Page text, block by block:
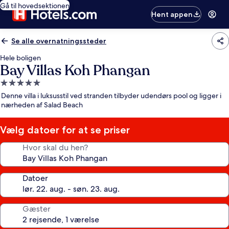
Gå til hovedsektionen
Hent appen
Se alle overnatningssteder
Hele boligen
Bay Villas Koh Phangan
5.0-
stjernet
overnatningssted
Denne villa i luksusstil ved stranden tilbyder udendørs pool og ligger i
nærheden af Salad Beach
Vælg datoer for at se priser
Hvor skal du hen?
Datoer
Gæster